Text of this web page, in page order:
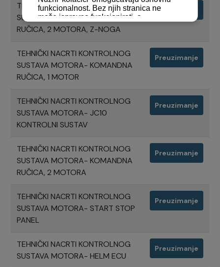
TEHNIČKI NACRTI KONTROLNOG
SUSTAVA MOTORA- KOMANDNA
RUČICA, 2 MOTORA, Z-NOGA
Preuzimanje
TEHNIČKI NACRTI KONTROLNOG
SUSTAVA MOTORA- KOMANDNA
RUČICA, 1 MOTOR
Preuzimanje
TEHNIČKI NACRTI KONTROLNOG
SUSTAVA MOTORA- JC10
KONTROLNI SUSTAV
Preuzimanje
TEHNIČKI NACRTI KONTROLNOG
SUSTAVA MOTORA- KOMANDNA
RUČICA, 2 MOTORA
Preuzimanje
TEHNIČKI NACRTI KONTROLNOG
SUSTAVA MOTORA- START STOP
PANEL
Preuzimanje
TEHNIČKI NACRTI KONTROLNOG
SUSTAVA MOTORA- HELM ECU
Preuzimanje